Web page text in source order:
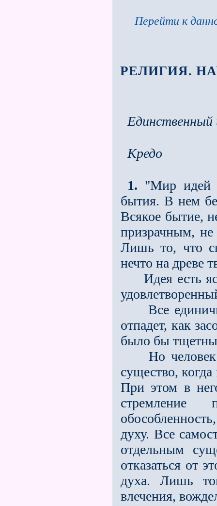
Перейти к
РЕЛИГИЯ.
Единственный
Кредо
1. "Мир идей
бытия. В нем
Всякое бытие,
призрачным,
Лишь то, что
нечто на древе
Идея есть
Все
отпадет, как
было бы
Но человек
существо,
При этом в
стремление
духу. Все
отдельным
отказаться от
духа. Лишь
влечения,